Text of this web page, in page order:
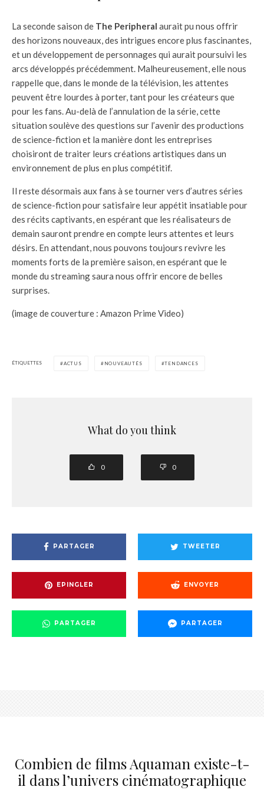
La seconde saison de The Peripheral aurait pu nous offrir
des horizons nouveaux, des intrigues encore plus fascinantes,
et un développement de personnages qui aurait poursuivi les
arcs développés précédemment. Malheureusement, elle nous
rappelle que, dans le monde de la télévision, les attentes
peuvent être lourdes à porter, tant pour les créateurs que
pour les fans. Au-delà de l’annulation de la série, cette
situation soulève des questions sur l’avenir des productions
de science-fiction et la manière dont les entreprises
choisiront de traiter leurs créations artistiques dans un
environnement de plus en plus compétitif.
Il reste désormais aux fans à se tourner vers d’autres séries
de science-fiction pour satisfaire leur appétit insatiable pour
des récits captivants, en espérant que les réalisateurs de
demain sauront prendre en compte leurs attentes et leurs
désirs. En attendant, nous pouvons toujours revivre les
moments forts de la première saison, en espérant que le
monde du streaming saura nous offrir encore de belles
surprises.
(image de couverture : Amazon Prime Video)
ÉTIQUETTES ACTUS NOUVEAUTÉS TENDANCES
What do you think
0 0
PARTAGER TWEETER
EPINGLER ENVOYER
PARTAGER PARTAGER
Combien de films Aquaman existe-t-
il dans l’univers cinématographique